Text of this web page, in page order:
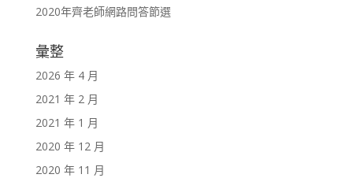
2020年齊老師網路問答節選
彙整
2026 年 4 月
2021 年 2 月
2021 年 1 月
2020 年 12 月
2020 年 11 月